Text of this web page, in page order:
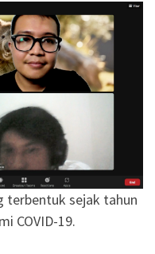
terbentuk sejak tahun
COVID-19.